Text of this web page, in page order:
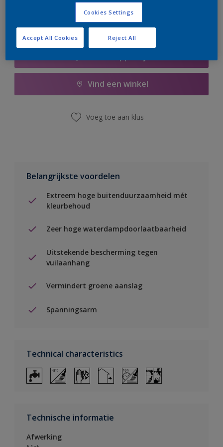
Vind een winkel
Voeg toe aan klus
Belangrijkste voordelen
Extreem hoge buitenduurzaamheid mét
kleurbehoud
Zeer hoge waterdampdoorlaatbaarheid
Uitstekende bescherming tegen
vuilaanhang
Vermindert groene aanslag
Spanningsarm
Technical characteristics
Technische informatie
Afwerking
Cookies Settings
Reject All
Accept All Cookies